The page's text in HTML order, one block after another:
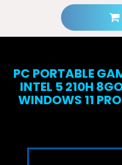
Prévenez-moi
PC PORTABLE
INTEL 5 210H
WINDOWS 11